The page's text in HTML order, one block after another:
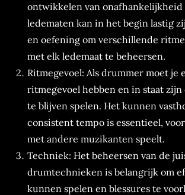
ontwikkelen van onafhankelijkheid
ledematen kan in het begin lastig
en oefening om verschillende
met elk ledemaat te beheersen.
Ritmegevoel: Als drummer moet je
ritmegevoel hebben en in staat zijn
te blijven spelen. Het kunnen
consistent tempo is essentieel,
met andere muzikanten speelt.
Techniek: Het beheersen van de
drumtechnieken is belangrijk om
kunnen spelen en blessures te